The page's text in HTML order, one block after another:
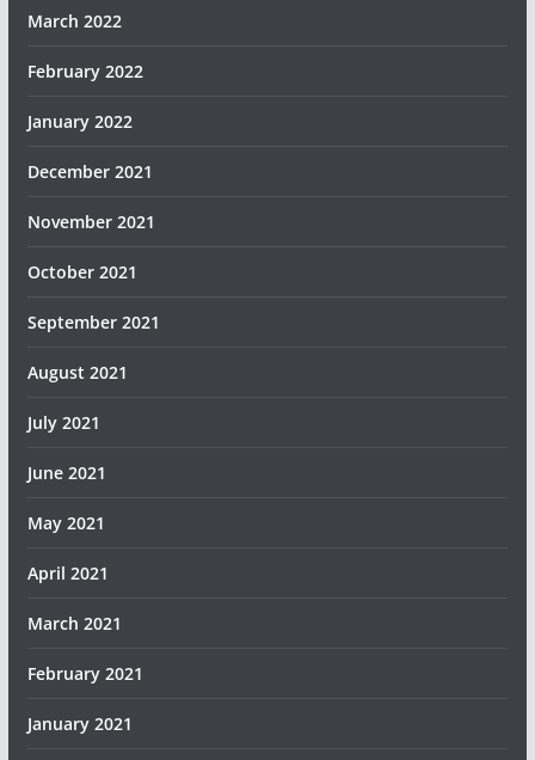
March 2022
February 2022
January 2022
December 2021
November 2021
October 2021
September 2021
August 2021
July 2021
June 2021
May 2021
April 2021
March 2021
February 2021
January 2021